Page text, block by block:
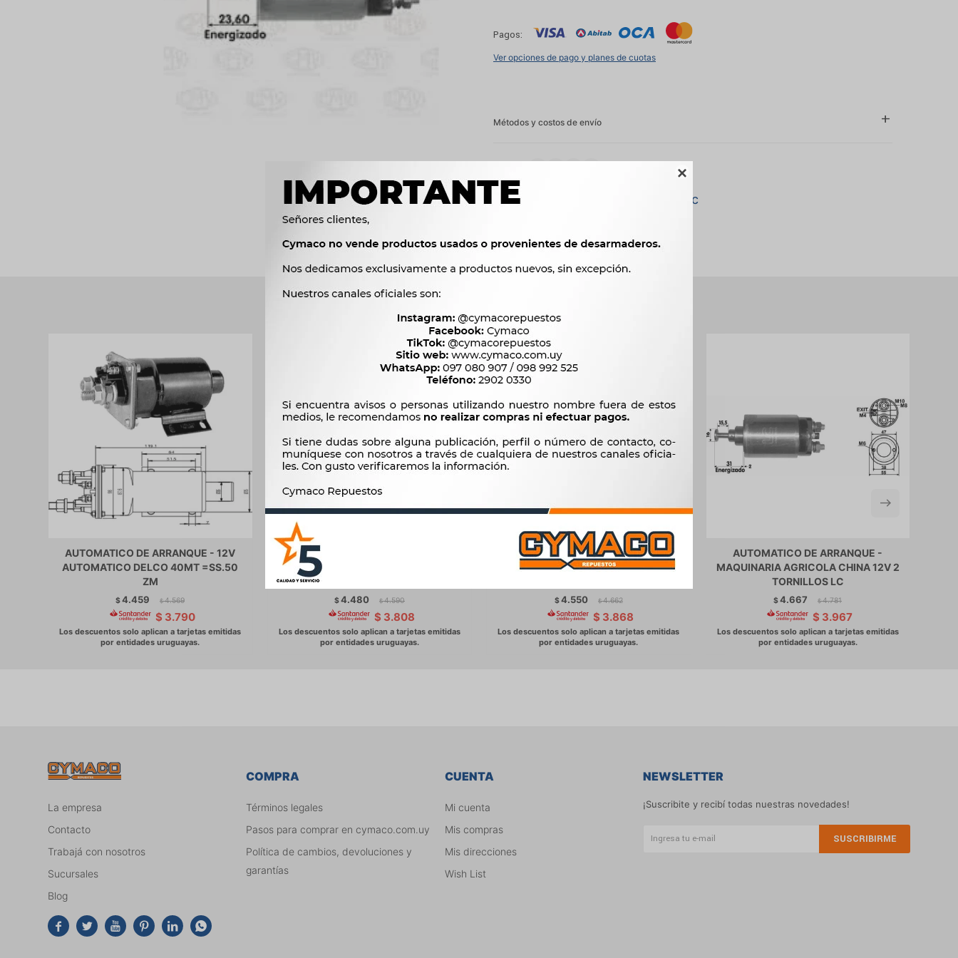

Pagos:
Ver opciones de pago y planes de cuotas
Métodos y costos de envío
Ver mas productos de la marca Lc
AUTOMATICO DE ARRANQUE - 12V
AUTOMATICO DELCO 40MT =SS.50
ZM
$4.459 $ 4.569
$ 3.790
AUTOMATICO DE ARRANQUE -
SOLENOIDE CORTO 12V D.REMY 5MT
$4.480 $ 4.590
$ 3.808
AUTOMATICO DE ARRANQUE -
SOLENOIDE ASIATICO 12V
$4.550 $ 4.662
$ 3.868
AUTOMATICO DE ARRANQUE -
MAQUINARIA AGRICOLA CHINA 12V 2
TORNILLOS LC
$4.667 $ 4.781
$ 3.967
La empresa
Contacto
Trabajá con nosotros
Sucursales
Blog
     
COMPRA
Términos legales
Pasos para comprar en cymaco.com.uy
Política de cambios, devoluciones y
garantías
CUENTA
Mi cuenta
Mis compras
Mis direcciones
Wish List
NEWSLETTER
¡Suscribite y recibí todas nuestras novedades!
SUSCRIBIRME